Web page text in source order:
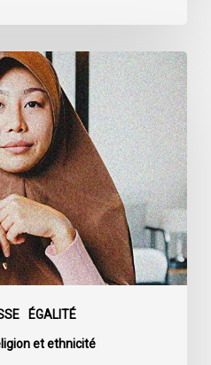
ÉGALITÉ
et ethnicité